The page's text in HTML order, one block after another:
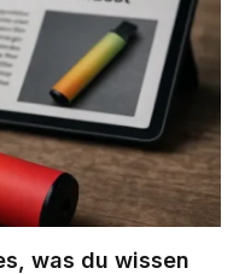
was du wissen